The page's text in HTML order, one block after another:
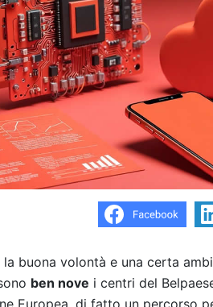
la buona volontà e una certa
ben nove i centri del